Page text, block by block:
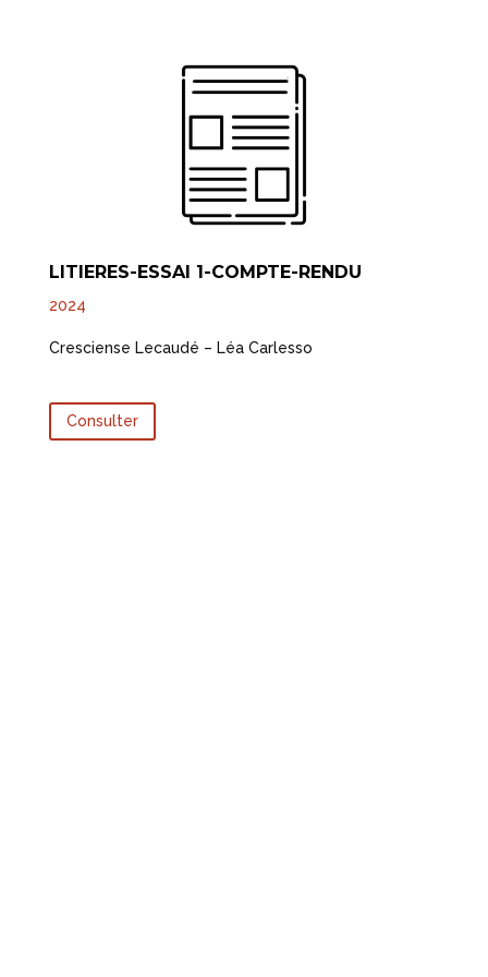
LITIERES-ESSAI 1-COMPTE-RENDU
2024
Cresciense Lecaudé – Léa Carlesso
Consulter